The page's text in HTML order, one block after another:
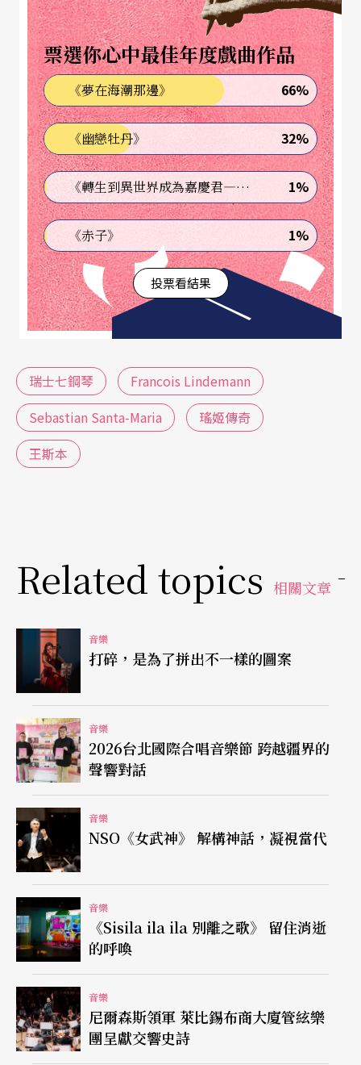
「瑞士七鋼琴」的每位成員皆為受古典音樂教育的
爵士樂演奏家，團員同時可兼任大提琴和手風琴的
演出，舉凡浪漫主義、新古典樂派、現代爵士，甚
至探戈、馬戲團音樂，都難不倒他們，而流行音樂
再添加幾許即興創作的配方，更能滿足聽眾的耳
朵；其中最特別的就是出自團員之手的交響曲組
曲，獨特的創作技巧，使七部鋼琴竟能演奏交響
曲，讓人嘖嘖稱奇，堪稱為瑞士七鋼琴的「煉金
術」！
「瑞士七鋼琴」近年來亟思突破以往演奏形式，此
次七夕音樂會的演出曲目便是「瑞士七鋼琴」在此
三位銅管演奏家，呈現磅礡氣勢及多元化的面貌。
融合New age、Jazz、現代音樂彈奏技法的特殊曲
風，大家可以在他們的演奏中獲得爵士樂自由即興
台鋼琴的聲響製造出前所未聞的演出效果！
歌手順子在這場音樂會上客串演唱，媽媽是鋼琴
家，因此順子從四歲開始就被要求嚴格學習古典鋼
琴，十七歲時轉往瑞士主修音樂製作。她聽大量的
黑人音樂，R&B、JAZZ、SOUL、HIP-HOP，在面
對東、西文化和種族差異的衝擊時，她將這些聽音
樂的經驗，吸收並且融合成自己日後創作和演唱的
靈感根基。一九九六年她隻身來到台灣，繼續實踐
她自小決定一輩子做音樂的決心，而她對人生的不
安和孤獨，都在音樂中得到了解脫與釋放！此次她
將與「瑞士七鋼琴」壓軸演唱
e。
化小愛為大愛的《瑤姬傳奇》
由兩岸三地藝術家共同合作，耗資六百五十餘萬港
幣，被國際媒體譽為「中國歌劇里程碑」的鉅製
《瑤姬傳奇》，去年被選為「香港亞洲藝術節」的
票選你心中最佳年度戲曲作品
《夢在海潮那邊》 66%
《幽戀牡丹》 32%
《轉生到異世界成為嘉慶君—發現我的祖先是詐騙集團!?》 1%
《赤子》 1%
投票看結果
瑞士七鋼琴
Francois Lindemann
Sebastian Santa-Maria
瑤姬傳奇
王斯本
Related topics 相關文章
音樂
打碎，是為了拼出不一樣的圖案
音樂
2026台北國際合唱音樂節 跨越疆界的
聲響對話
音樂
NSO《女武神》 解構神話，凝視當代
音樂
《Sisila ila ila 別離之歌》 留住消逝
的呼喚
音樂
尼爾森斯領軍 萊比錫布商大廈管絃樂
團呈獻交響史詩